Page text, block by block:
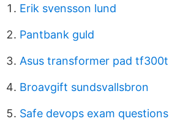
Erik svensson lund
Pantbank guld
Asus transformer pad tf300t
Broavgift sundsvallsbron
Safe devops exam questions